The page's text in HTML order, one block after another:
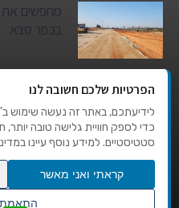
מחפשים את
בכפר סבא
גן הילדים
סגירת מעגל
החצייה
הפרטיות שלכם חשובה לנו
כדי לספק חוויית גלישה טובה יותר,
סטטיסטיים. למידע נוסף עיינו
קראתי ואני מאשר